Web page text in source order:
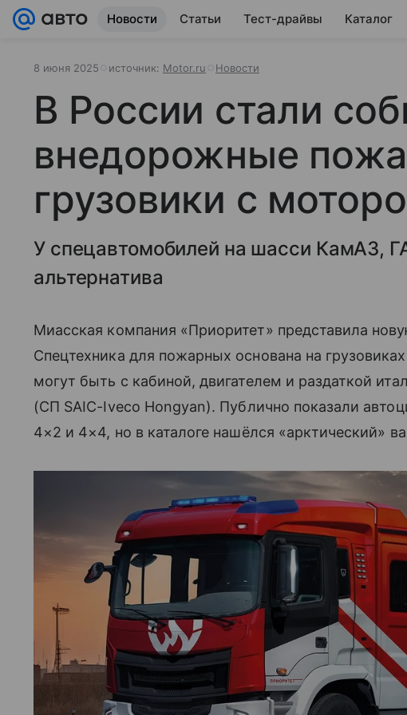
Новости Статьи Тест-драйвы Каталог
8 июня 2025 источник: Motor.ru Новости
В России стали
внедорожные
грузовики с
У спецавтомобилей на шасси КамАЗ,
альтернатива
Миасская компания «Приоритет» представила
Спецтехника для пожарных основана на
могут быть с кабиной, двигателем и раздаткой
(СП SAIC-Iveco Hongyan). Публично показали
4×2 и 4×4, но в каталоге нашёлся «арктический»